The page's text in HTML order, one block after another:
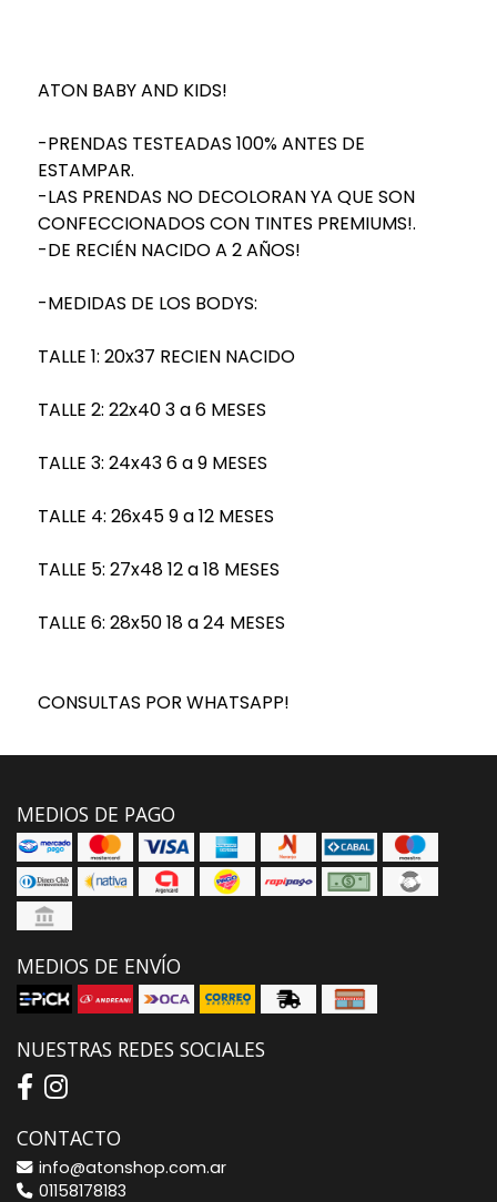
ATON BABY AND KIDS!
-PRENDAS TESTEADAS 100% ANTES DE
ESTAMPAR.
-LAS PRENDAS NO DECOLORAN YA QUE SON
CONFECCIONADOS CON TINTES PREMIUMS!.
-DE RECIÉN NACIDO A 2 AÑOS!
-MEDIDAS DE LOS BODYS:
TALLE 1: 20x37 RECIEN NACIDO
TALLE 2: 22x40 3 a 6 MESES
TALLE 3: 24x43 6 a 9 MESES
TALLE 4: 26x45 9 a 12 MESES
TALLE 5: 27x48 12 a 18 MESES
TALLE 6: 28x50 18 a 24 MESES
CONSULTAS POR WHATSAPP!
MEDIOS DE PAGO
MEDIOS DE ENVÍO
NUESTRAS REDES SOCIALES
CONTACTO
info@atonshop.com.ar
01158178183